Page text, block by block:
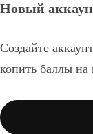
Новый
Создайте
копить баллы